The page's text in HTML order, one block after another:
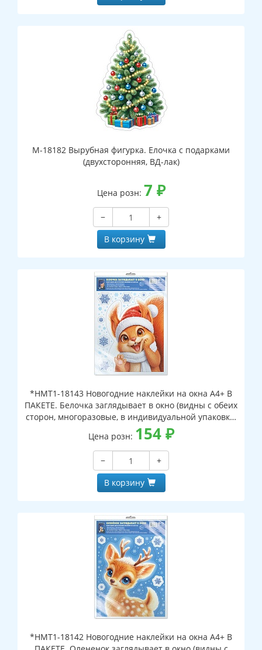
М-18182 Вырубная фигурка. Елочка с подарками
(двухсторонняя, ВД-лак)
Цена розн: 7 ₽
−
+
В корзину
*НМТ1-18143 Новогодние наклейки на окна А4+ В
ПАКЕТЕ. Белочка заглядывает в окно (видны с обеих
сторон, многоразовые, в индивидуальной упаковке,
с европодвесом и клеевым клапаном)
Цена розн: 154₽
−
+
В корзину
*НМТ1-18142 Новогодние наклейки на окна А4+ В